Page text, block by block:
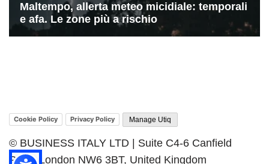
Cookie Policy Privacy Policy Manage Utiq
© BUSINESS ITALY LTD | Suite C4-6 Canfield
Place London NW6 3BT, United Kingdom